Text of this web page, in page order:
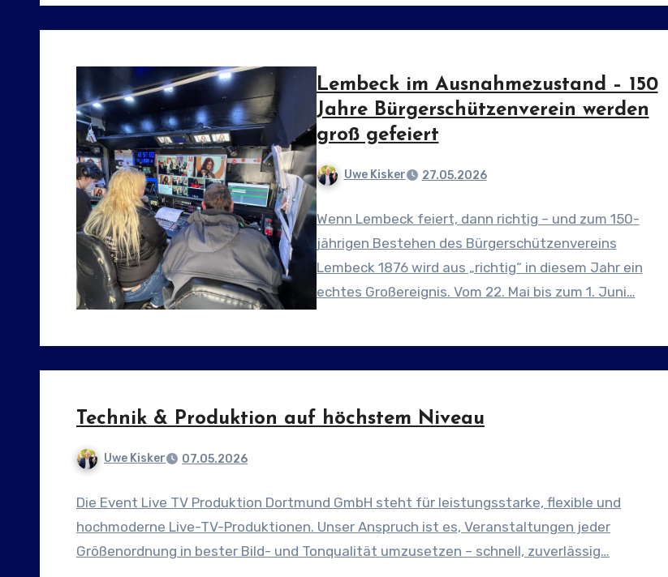
Lembeck im Ausnahmezustand – 150
Jahre Bürgerschützenverein werden
groß gefeiert
Uwe Kisker 27.05.2026
Wenn Lembeck feiert, dann richtig – und zum 150-
jährigen Bestehen des Bürgerschützenvereins
Lembeck 1876 wird aus „richtig“ in diesem Jahr ein
echtes Großereignis. Vom 22. Mai bis zum 1. Juni…
Technik & Produktion auf höchstem Niveau
Uwe Kisker 07.05.2026
Die Event Live TV Produktion Dortmund GmbH steht für leistungsstarke, flexible und
hochmoderne Live-TV-Produktionen. Unser Anspruch ist es, Veranstaltungen jeder
Größenordnung in bester Bild- und Tonqualität umzusetzen – schnell, zuverlässig…